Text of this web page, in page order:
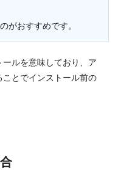
がおすすめです。
ルを意味しており、ア
とでインストール前の